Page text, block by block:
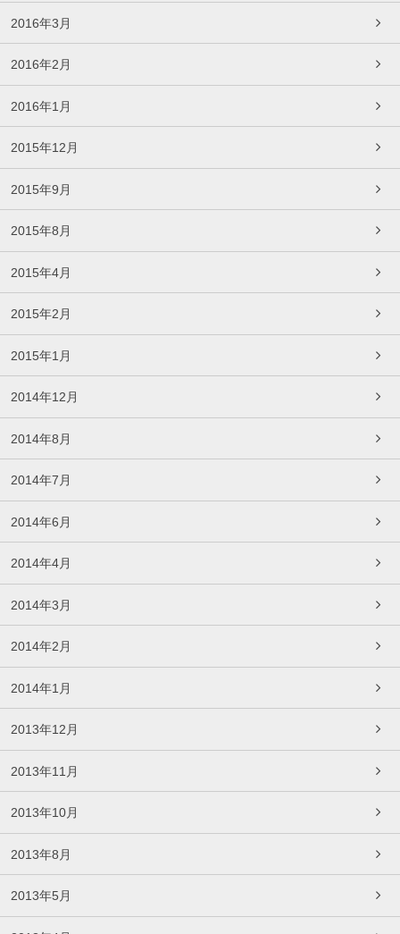
2016年3月
2016年2月
2016年1月
2015年12月
2015年9月
2015年8月
2015年4月
2015年2月
2015年1月
2014年12月
2014年8月
2014年7月
2014年6月
2014年4月
2014年3月
2014年2月
2014年1月
2013年12月
2013年11月
2013年10月
2013年8月
2013年5月